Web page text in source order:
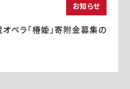
お知らせ
ペラ「椿姫」寄附金募集の